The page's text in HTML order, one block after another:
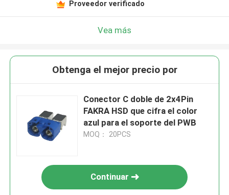
Proveedor verificado
Vea más
Obtenga el mejor precio por
Conector C doble de 2x4Pin
FAKRA HSD que cifra el color
azul para el soporte del PWB
MOQ： 20PCS
Continuar